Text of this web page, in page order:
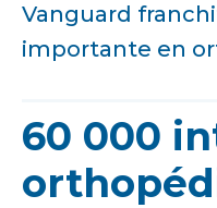
Vanguard
importante en
60 000